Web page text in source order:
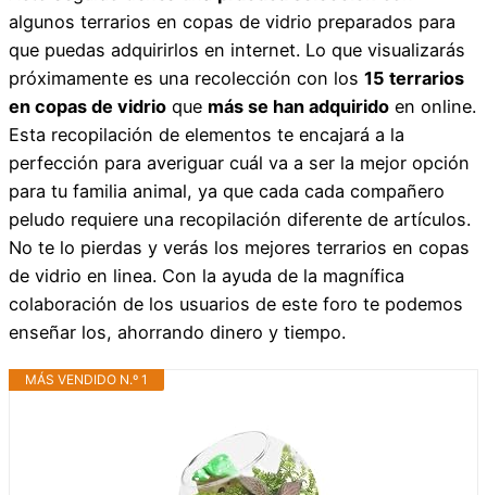
algunos terrarios en copas de vidrio preparados para
que puedas adquirirlos en internet. Lo que visualizarás
próximamente es una recolección con los 15 terrarios
en copas de vidrio que más se han adquirido en online.
Esta recopilación de elementos te encajará a la
perfección para averiguar cuál va a ser la mejor opción
para tu familia animal, ya que cada cada compañero
peludo requiere una recopilación diferente de artículos.
No te lo pierdas y verás los mejores terrarios en copas
de vidrio en linea. Con la ayuda de la magnífica
colaboración de los usuarios de este foro te podemos
enseñar los, ahorrando dinero y tiempo.
MÁS VENDIDO N.º 1